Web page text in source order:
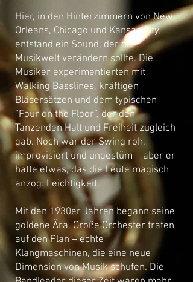
Hier, in den Hinterzimmern von New
Orleans, Chicago und Kansas City,
entstand ein Sound, der die
Musikwelt verändern sollte. Die
Musiker experimentierten mit
Walking Basslines, kräftigen
Bläsersätzen und dem typischen
“Four on the Floor”, der den
Tanzenden Halt und Freiheit zugleich
gab. Noch war der Swing roh,
improvisiert und ungestüm – aber er
hatte etwas, das die Leute magisch
anzog: Leichtigkeit.
Mit den 1930er Jahren begann seine
goldene Ära. Große Orchester traten
auf den Plan – echte
Klangmaschinen, die eine neue
Dimension von Musik schufen. Die